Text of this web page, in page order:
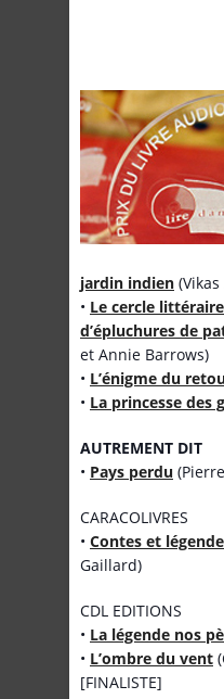
jardin indien
• Le cercle
d’épluchures de
et Annie Barrows)
• L’énigme du
• La princesse des
AUTREMENT DIT
• Pays perdu
CARACOLIVRES
• Contes et
Gaillard)
CDL EDITIONS
• La légende nos
• L’ombre du vent
[FINALISTE]